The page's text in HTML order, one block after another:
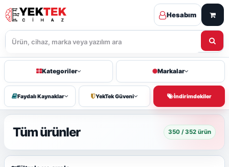
Hesabım
Kategoriler Markalar
Faydalı Kaynaklar YekTek Güveni İndirimdekiler
Tüm ürünler 350 / 352 ürün